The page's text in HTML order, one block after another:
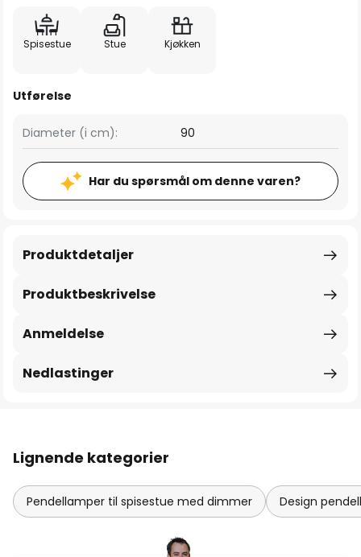
Spisestue Stue Kjøkken
Utførelse
Diameter (i cm): 90
Har du spørsmål om denne varen?
Produktbeskrivelse
Produktdetaljer
Anmeldelse
Nedlastinger
Lignende kategorier
Pendellamper til spisestue med dimmer Design